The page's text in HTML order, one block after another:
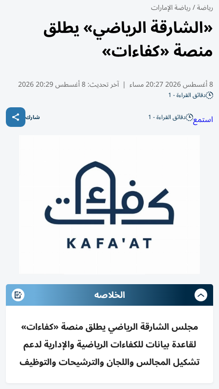
رياضة/رياضة الإمارات
«الشارقة الرياضي» يطلق
منصة «كفاءات»
8 أغسطس 2026 20:27 مساء | آخر تحديث:8 أغسطس 20:29 2026
دقائق القراءة - 1
استمع دقائق القراءة - 1 شارك
الخلاصه
مجلس الشارقة الرياضي يطلق منصة «كفاءات»
لقاعدة بيانات للكفاءات الرياضية والإدارية لدعم
تشكيل المجالس واللجان والترشيحات والتوظيف